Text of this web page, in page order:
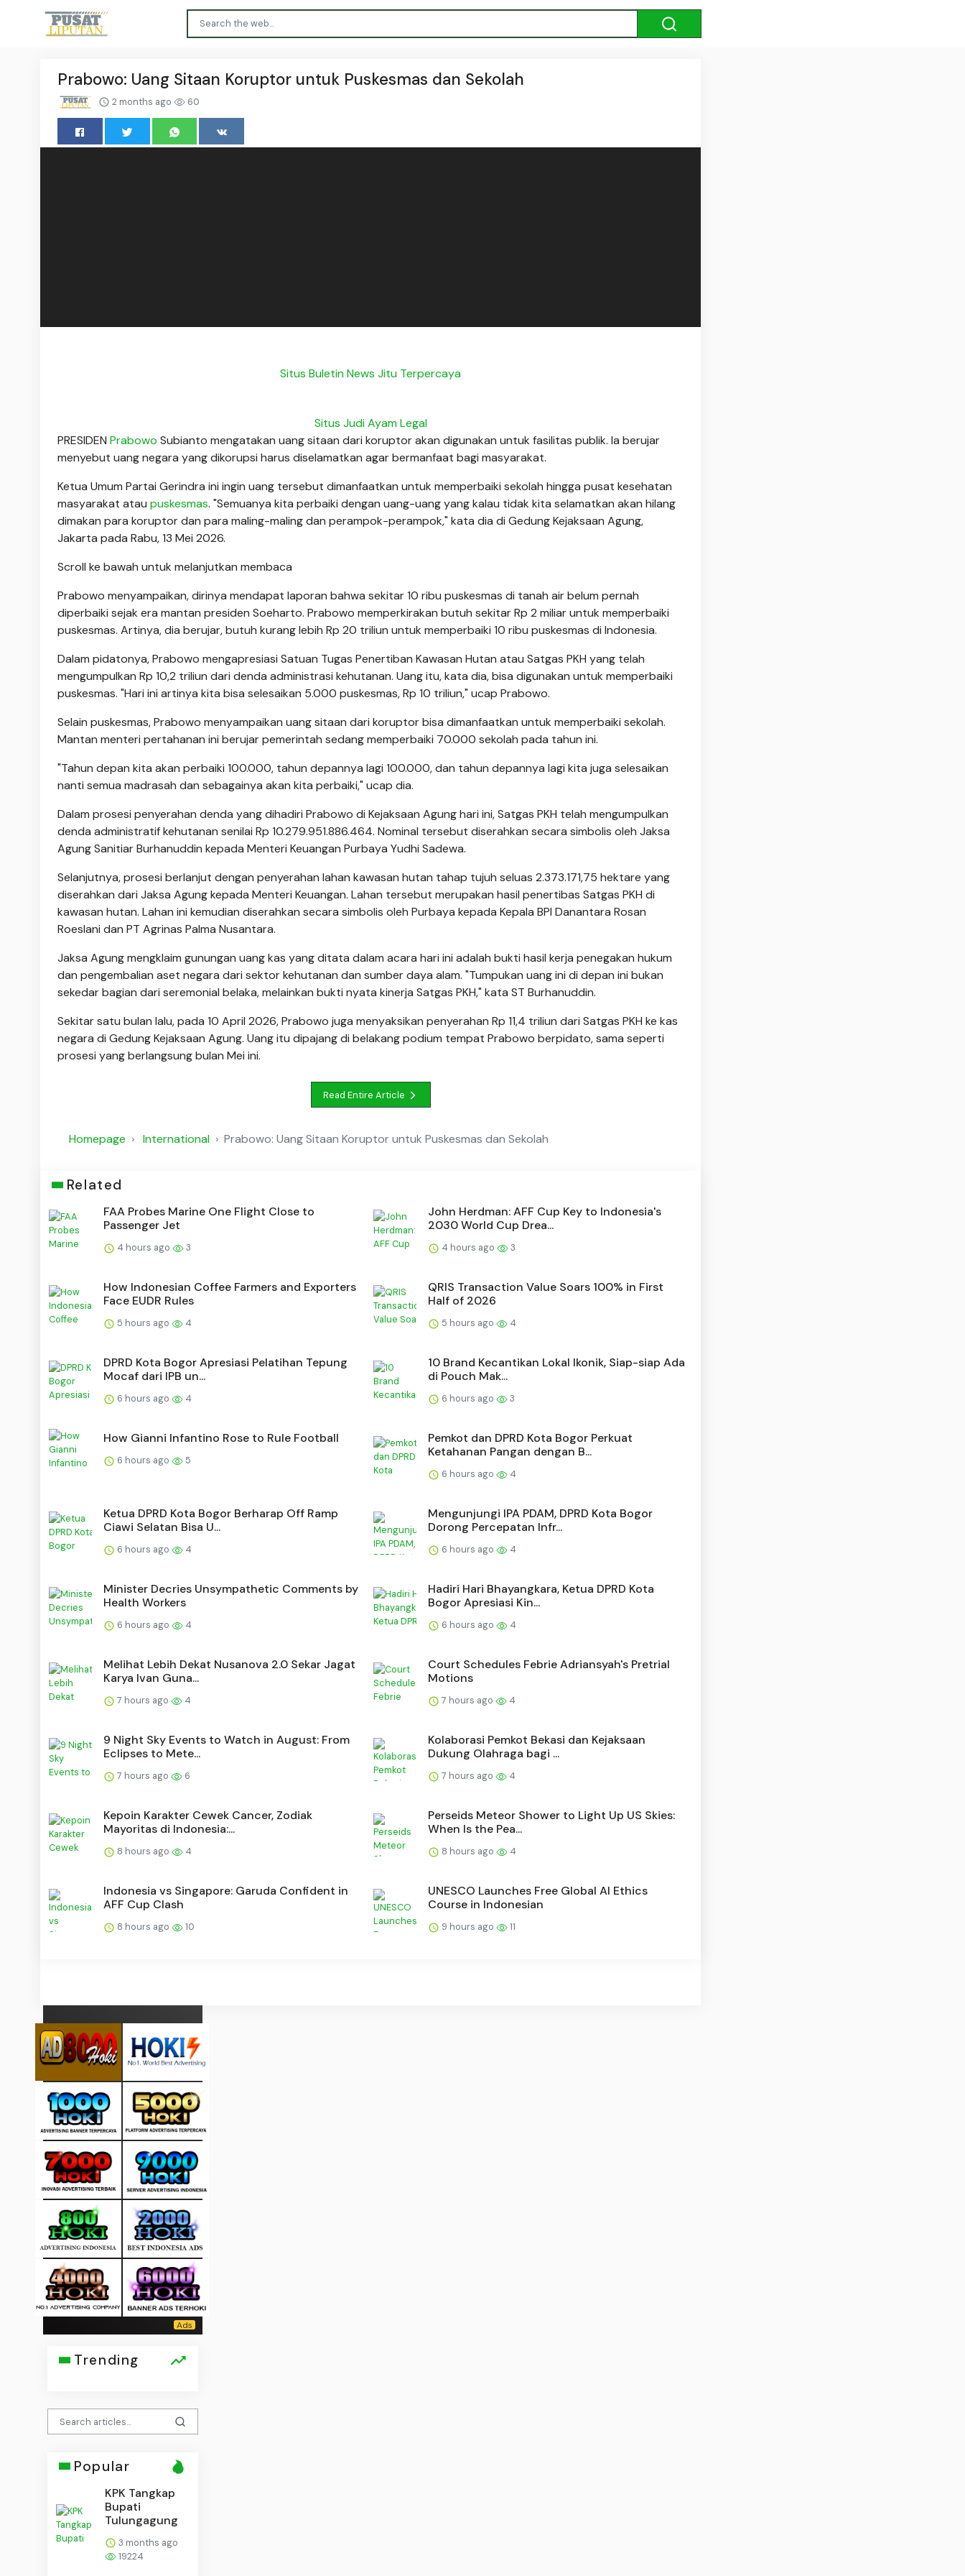
Prabowo: Uang Sitaan Koruptor untuk Puskesmas dan Sekolah
2 months ago 60
Situs Buletin News Jitu Terpercaya
Situs Judi Ayam Legal
PRESIDEN Prabowo Subianto mengatakan uang sitaan dari koruptor akan digunakan untuk fasilitas publik. Ia berujar
menyebut uang negara yang dikorupsi harus diselamatkan agar bermanfaat bagi masyarakat.
Ketua Umum Partai Gerindra ini ingin uang tersebut dimanfaatkan untuk memperbaiki sekolah hingga pusat kesehatan
masyarakat atau puskesmas. "Semuanya kita perbaiki dengan uang-uang yang kalau tidak kita selamatkan akan hilang
dimakan para koruptor dan para maling-maling dan perampok-perampok," kata dia di Gedung Kejaksaan Agung,
Jakarta pada Rabu, 13 Mei 2026.
Scroll ke bawah untuk melanjutkan membaca
Prabowo menyampaikan, dirinya mendapat laporan bahwa sekitar 10 ribu puskesmas di tanah air belum pernah
diperbaiki sejak era mantan presiden Soeharto. Prabowo memperkirakan butuh sekitar Rp 2 miliar untuk memperbaiki
puskesmas. Artinya, dia berujar, butuh kurang lebih Rp 20 triliun untuk memperbaiki 10 ribu puskesmas di Indonesia.
Dalam pidatonya, Prabowo mengapresiasi Satuan Tugas Penertiban Kawasan Hutan atau Satgas PKH yang telah
mengumpulkan Rp 10,2 triliun dari denda administrasi kehutanan. Uang itu, kata dia, bisa digunakan untuk memperbaiki
puskesmas. "Hari ini artinya kita bisa selesaikan 5.000 puskesmas, Rp 10 triliun," ucap Prabowo.
Selain puskesmas, Prabowo menyampaikan uang sitaan dari koruptor bisa dimanfaatkan untuk memperbaiki sekolah.
Mantan menteri pertahanan ini berujar pemerintah sedang memperbaiki 70.000 sekolah pada tahun ini.
"Tahun depan kita akan perbaiki 100.000, tahun depannya lagi 100.000, dan tahun depannya lagi kita juga selesaikan
nanti semua madrasah dan sebagainya akan kita perbaiki," ucap dia.
Dalam prosesi penyerahan denda yang dihadiri Prabowo di Kejaksaan Agung hari ini, Satgas PKH telah mengumpulkan
denda administratif kehutanan senilai Rp 10.279.951.886.464. Nominal tersebut diserahkan secara simbolis oleh Jaksa
Agung Sanitiar Burhanuddin kepada Menteri Keuangan Purbaya Yudhi Sadewa.
Selanjutnya, prosesi berlanjut dengan penyerahan lahan kawasan hutan tahap tujuh seluas 2.373.171,75 hektare yang
diserahkan dari Jaksa Agung kepada Menteri Keuangan. Lahan tersebut merupakan hasil penertibas Satgas PKH di
kawasan hutan. Lahan ini kemudian diserahkan secara simbolis oleh Purbaya kepada Kepala BPI Danantara Rosan
Roeslani dan PT Agrinas Palma Nusantara.
Jaksa Agung mengklaim gunungan uang kas yang ditata dalam acara hari ini adalah bukti hasil kerja penegakan hukum
dan pengembalian aset negara dari sektor kehutanan dan sumber daya alam. "Tumpukan uang ini di depan ini bukan
sekedar bagian dari seremonial belaka, melainkan bukti nyata kinerja Satgas PKH," kata ST Burhanuddin.
Sekitar satu bulan lalu, pada 10 April 2026, Prabowo juga menyaksikan penyerahan Rp 11,4 triliun dari Satgas PKH ke kas
negara di Gedung Kejaksaan Agung. Uang itu dipajang di belakang podium tempat Prabowo berpidato, sama seperti
prosesi yang berlangsung bulan Mei ini.
Read Entire Article
Homepage International Prabowo: Uang Sitaan Koruptor untuk Puskesmas dan Sekolah
Related
FAA Probes Marine One Flight Close to
Passenger Jet
4 hours ago 3
John Herdman: AFF Cup Key to Indonesia's
2030 World Cup Drea...
4 hours ago 3
How Indonesian Coffee Farmers and Exporters
Face EUDR Rules
5 hours ago 4
QRIS Transaction Value Soars 100% in First
Half of 2026
5 hours ago 4
DPRD Kota Bogor Apresiasi Pelatihan Tepung
Mocaf dari IPB un...
6 hours ago 4
10 Brand Kecantikan Lokal Ikonik, Siap-siap Ada
di Pouch Mak...
6 hours ago 3
How Gianni Infantino Rose to Rule Football
6 hours ago 5
Pemkot dan DPRD Kota Bogor Perkuat
Ketahanan Pangan dengan B...
6 hours ago 4
Ketua DPRD Kota Bogor Berharap Off Ramp
Ciawi Selatan Bisa U...
6 hours ago 4
Mengunjungi IPA PDAM, DPRD Kota Bogor
Dorong Percepatan Infr...
6 hours ago 4
Minister Decries Unsympathetic Comments by
Health Workers
6 hours ago 4
Hadiri Hari Bhayangkara, Ketua DPRD Kota
Bogor Apresiasi Kin...
6 hours ago 4
Melihat Lebih Dekat Nusanova 2.0 Sekar Jagat
Karya Ivan Guna...
7 hours ago 4
Court Schedules Febrie Adriansyah's Pretrial
Motions
7 hours ago 4
9 Night Sky Events to Watch in August: From
Eclipses to Mete...
7 hours ago 6
Kolaborasi Pemkot Bekasi dan Kejaksaan
Dukung Olahraga bagi ...
7 hours ago 4
Kepoin Karakter Cewek Cancer, Zodiak
Mayoritas di Indonesia:...
8 hours ago 4
Perseids Meteor Shower to Light Up US Skies:
When Is the Pea...
8 hours ago 4
Indonesia vs Singapore: Garuda Confident in
AFF Cup Clash
8 hours ago 10
UNESCO Launches Free Global AI Ethics
Course in Indonesian
9 hours ago 11
Trending
Popular
KPK Tangkap
Bupati
Tulungagung
3 months ago
19224